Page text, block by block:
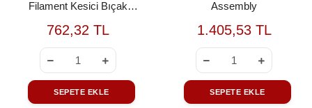
Filament Kesici Bıçak
762,32 TL
SEPETE EKLE
Assembly
1.405,53 TL
SEPETE EKLE